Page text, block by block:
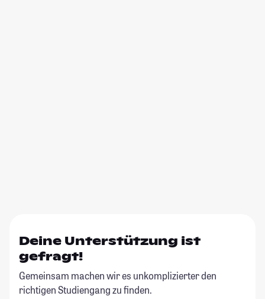
Deine Unterstützung ist
gefragt!
Gemeinsam machen wir es unkomplizierter den
richtigen Studiengang zu finden.